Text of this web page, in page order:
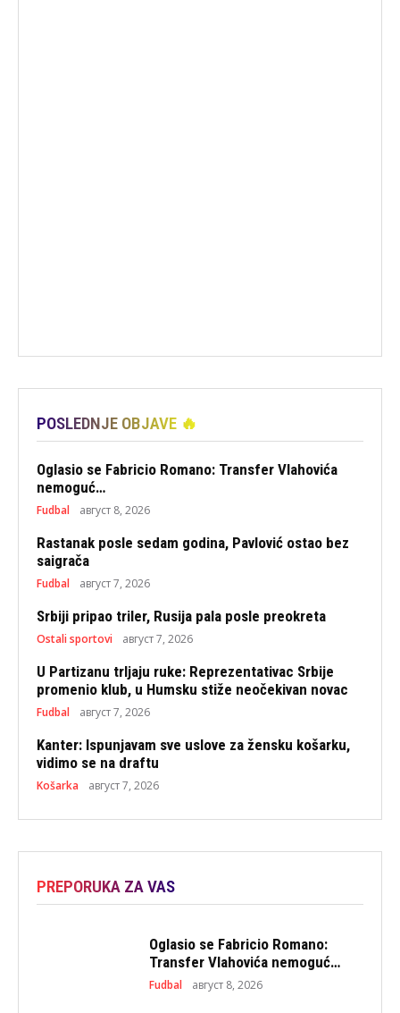
POSLEDNJE OBJAVE 🔥
Oglasio se Fabricio Romano: Transfer Vlahovića
nemoguć…
Fudbal август 8, 2026
Rastanak posle sedam godina, Pavlović ostao bez
saigrača
Fudbal август 7, 2026
Srbiji pripao triler, Rusija pala posle preokreta
Ostali sportovi август 7, 2026
U Partizanu trljaju ruke: Reprezentativac Srbije
promenio klub, u Humsku stiže neočekivan novac
Fudbal август 7, 2026
Kanter: Ispunjavam sve uslove za žensku košarku,
vidimo se na draftu
Košarka август 7, 2026
PREPORUKA ZA VAS
Oglasio se Fabricio Romano:
Transfer Vlahovića nemoguć…
Fudbal август 8, 2026